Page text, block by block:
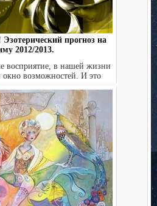
прогноз на
2012/2013.
восприятие, в нашей жизни
окно возможностей. И это